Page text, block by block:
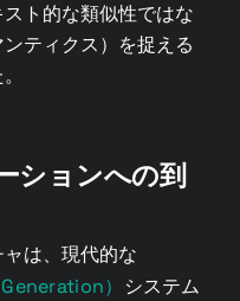
ト的な類似性ではな
ティクス）を捉える
ションへの到
は、現代的な
）
システム